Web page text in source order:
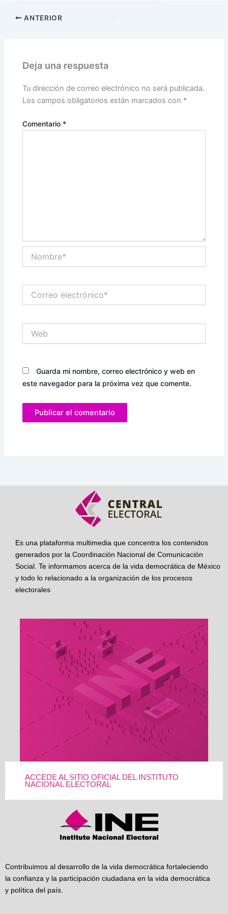
ANTERIOR
Deja una respuesta
Tu dirección de correo electrónico no será publicada.
Los campos obligatorios están marcados con *
Comentario *
electrónico*
Guarda mi nombre, correo electrónico y web en
este navegador para la próxima vez que comente.
Es una plataforma multimedia que concentra los contenidos
generados por la Coordinación Nacional de Comunicación
Social. Te informamos acerca de la vida democrática de México
y todo lo relacionado a la organización de los procesos
electorales
ACCEDE AL SITIO OFICIAL DEL INSTITUTO
NACIONAL ELECTORAL
Contribuimos al desarrollo de la vida democrática fortaleciendo
la confianza y la participación ciudadana en la vida democrática
y política del país.